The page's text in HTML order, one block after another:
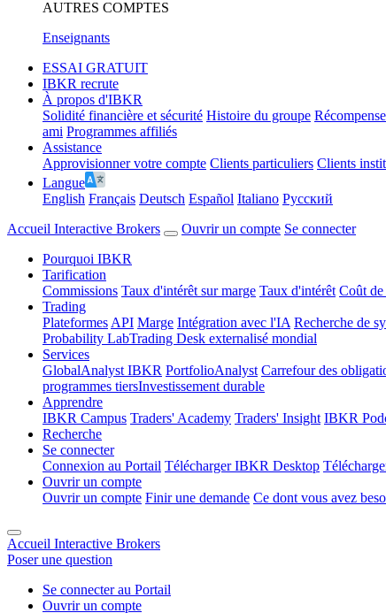
AUTRES COMPTES
Enseignants
ESSAI GRATUIT
IBKR recrute
À propos d'IBKR
Solidité financière et sécurité Histoire du groupe
ami Programmes affiliés
Assistance
Approvisionner votre compte Clients particuliers Clients
Langue
English Français Deutsch Español Italiano Pусский
Accueil Interactive Brokers
Ouvrir un compte Se connecter
Pourquoi IBKR
Tarification
Commissions Taux d'intérêt sur marge Taux d'intérêt Coût de
Trading
Plateformes API Marge Intégration avec l'IA Recherche de
Probability LabTrading Desk externalisé mondial
Services
GlobalAnalyst IBKR PortfolioAnalyst Carrefour des
programmes tiersInvestissement durable
Apprendre
IBKR Campus Traders' Academy Traders' Insight IBKR
Recherche
Se connecter
Connexion au Portail Télécharger IBKR Desktop
Ouvrir un compte
Ouvrir un compte Finir une demande Ce dont vous avez
Accueil Interactive Brokers
Poser une question
Se connecter au Portail
Ouvrir un compte